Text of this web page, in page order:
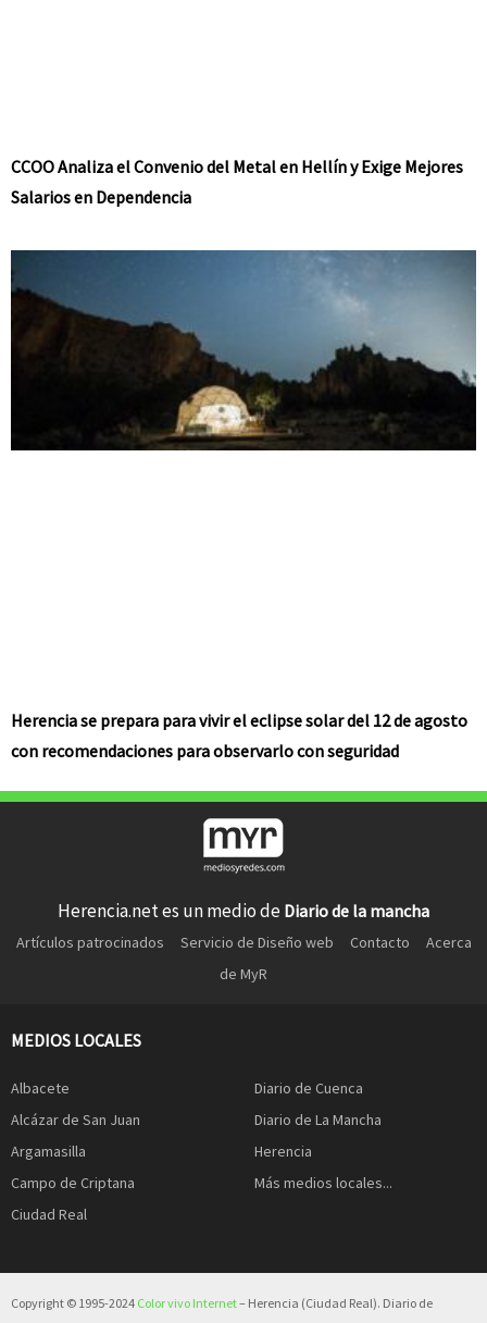
CCOO Analiza el Convenio del Metal en Hellín y Exige Mejores
Salarios en Dependencia
Herencia se prepara para vivir el eclipse solar del 12 de agosto
con recomendaciones para observarlo con seguridad
Herencia.net es un medio de Diario de la mancha
Artículos patrocinados Servicio de Diseño web Contacto
Acerca
de MyR
MEDIOS LOCALES
Albacete
Alcázar de San Juan
Argamasilla
Campo de Criptana
Ciudad Real
Diario de Cuenca
Diario de La Mancha
Herencia
Más medios locales...
Copyright © 1995-2024 Color vivo Internet– Herencia (Ciudad Real). Diario de